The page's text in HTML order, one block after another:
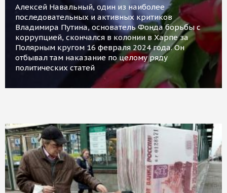
Алексей Навальный, один из наиболее
последовательных и активных критиков
Владимира Путина, основатель Фонда борьбы с
коррупцией, скончался в колонии в Харпе за
Полярным кругом 16 февраля 2024 года. Он
отбывал там наказание по целому ряду
политических статей